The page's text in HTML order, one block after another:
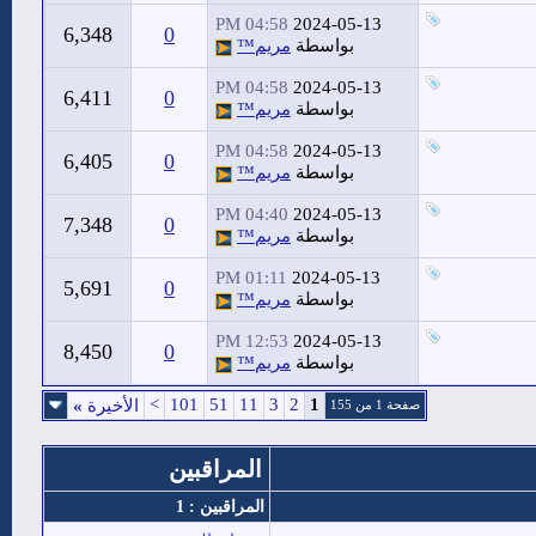
2024-05-13
04:58 PM
بواسطة مريم™ 0
6,348
2024-05-13
04:58 PM
بواسطة مريم™ 0
6,411
2024-05-13
04:58 PM
بواسطة مريم™ 0
6,405
2024-05-13
04:40 PM
بواسطة مريم™ 0
7,348
2024-05-13
01:11 PM
بواسطة مريم™ 0
5,691
2024-05-13
12:53 PM
بواسطة مريم™ 0
8,450
صفحة 1 من 155 1
2
3
11
51
101
> الأخيرة »
المراقبين
المراقبين : 1